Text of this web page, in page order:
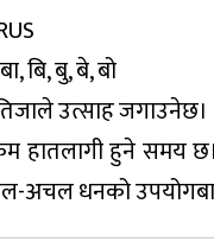
बि, बु, बे, बो
उत्साह
हातलागी हुने समय
अचल धनको